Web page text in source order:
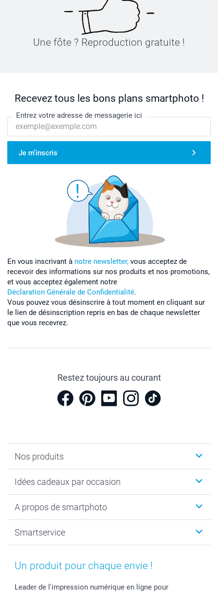
Une fôte ? Reproduction gratuite !
Recevez tous les bons plans smartphoto !
Entrez votre adresse de messagerie ici
Je m'inscris
En vous inscrivant à notre newsletter, vous acceptez de
recevoir des informations sur nos produits et nos promotions,
et vous acceptez également notre
Déclaration Générale de Confidentialité.
Vous pouvez vous désinscrire à tout moment en cliquant sur
le lien de désinscription repris en bas de chaque newsletter
que vous recevrez.
Restez toujours au courant
Nos produits
Calendrier photo & Agenda photo
Tirage photo & agrandissement
Faire-part & Cartes
Coques smartphone
Stickers & Etiquettes
Cadres photo & accessoires déco
Idées cadeaux par occasion
Anniversaire
Naissance & baptême
Fête des Mères
Fête des Pères
Communion
A propos de smartphoto
Plan du site
Droit de rétraction
Plaintes
Vie privée
Smartservice
Aide
smartbonus
smartfriends
Un produit pour chaque envie !
Leader de l'impression numérique en ligne pour